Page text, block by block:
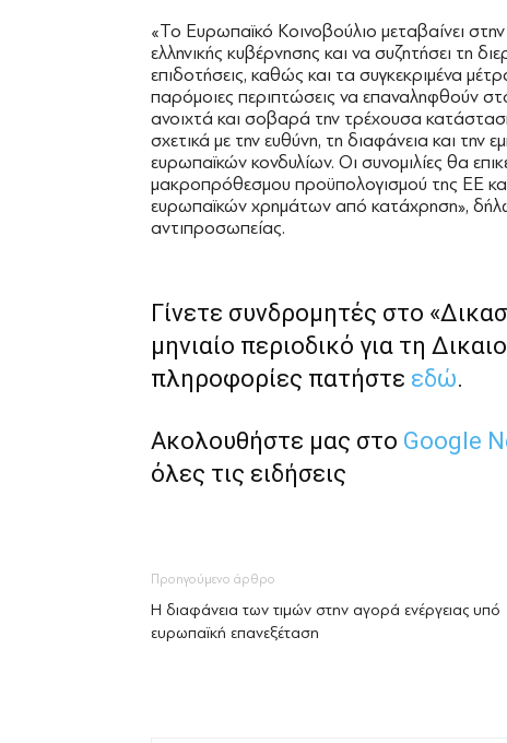
«Το Ευρωπαϊκό Κοινοβούλιο μεταβαίνει
ελληνικής κυβέρνησης και να συζητήσει τη
επιδοτήσεις, καθώς και τα συγκεκριμένα
παρόμοιες περιπτώσεις να επαναληφθούν
ανοιχτά και σοβαρά την τρέχουσα
σχετικά με την ευθύνη, τη διαφάνεια και την
ευρωπαϊκών κονδυλίων. Οι συνομιλίες θα
μακροπρόθεσμου προϋπολογισμού της ΕΕ
ευρωπαϊκών χρημάτων από κατάχρηση»,
αντιπροσωπείας.
Γίνετε συνδρομητές στο
μηνιαίο περιοδικό για τη
πληροφορίες πατήστε εδώ.
Ακολουθήστε μας στο Google
όλες τις ειδήσεις
Προηγούμενο άρθρο
Η διαφάνεια των τιμών στην αγορά ενέργειας υπό
ευρωπαϊκή επανεξέταση